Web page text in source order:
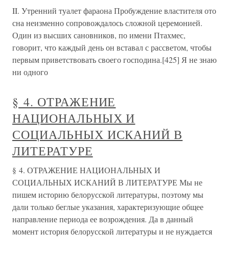
II. Утренний туалет фараона Пробуждение властителя ото
сна неизменно сопровождалось сложной церемонией.
Один из высших сановников, по имени Птахмес,
говорит, что каждый день он вставал с рассветом, чтобы
первым приветствовать своего господина.[425] Я не знаю
ни одного
§ 4. ОТРАЖЕНИЕ
НАЦИОНАЛЬНЫХ И
СОЦИАЛЬНЫХ ИСКАНИЙ В
ЛИТЕРАТУРЕ
§ 4. ОТРАЖЕНИЕ НАЦИОНАЛЬНЫХ И
СОЦИАЛЬНЫХ ИСКАНИЙ В ЛИТЕРАТУРЕ Мы не
пишем историю белорусской литературы, поэтому мы
дали только беглые указания, характеризующие общее
направление периода ее возрождения. Да в данный
момент история белорусской литературы и не нуждается